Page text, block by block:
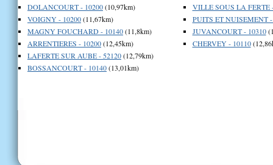
DOLANCOURT - 10200(10,97km)
VOIGNY - 10200(11,67km)
MAGNY FOUCHARD - 10140(11,8km)
ARRENTIERES - 10200(12,45km)
LAFERTE SUR AUBE - 52120(12,79km)
BOSSANCOURT - 10140(13,01km)
VILLE SOUS LA FERTE
PUITS ET NUISEMENT -
JUVANCOURT - 10310
CHERVEY - 10110